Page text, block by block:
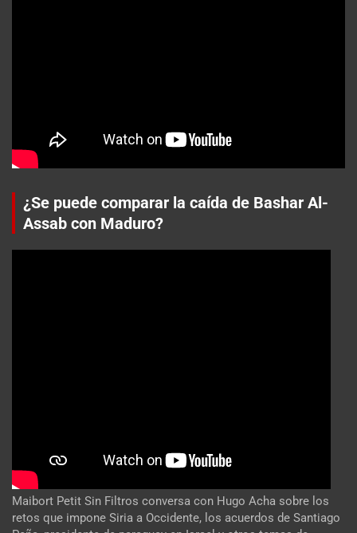
¿Se puede comparar la caída de Bashar Al-
Assab con Maduro?
Maibort Petit Sin Filtros conversa con Hugo Acha sobre los
retos que impone Siria a Occidente, los acuerdos de Santiago